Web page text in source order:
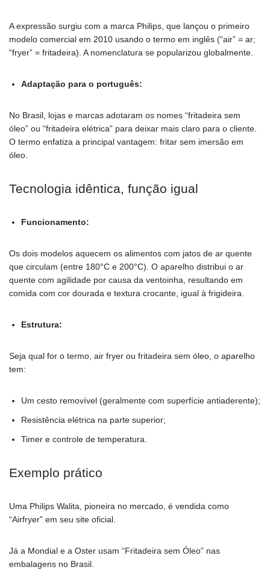
A expressão surgiu com a marca Philips, que lançou o primeiro
modelo comercial em 2010 usando o termo em inglês (“air” = ar;
“fryer” = fritadeira). A nomenclatura se popularizou globalmente.
Adaptação para o português:
No Brasil, lojas e marcas adotaram os nomes “fritadeira sem
óleo” ou “fritadeira elétrica” para deixar mais claro para o cliente.
O termo enfatiza a principal vantagem: fritar sem imersão em
óleo.
Tecnologia idêntica, função igual
Funcionamento:
Os dois modelos aquecem os alimentos com jatos de ar quente
que circulam (entre 180°C e 200°C). O aparelho distribui o ar
quente com agilidade por causa da ventoinha, resultando em
comida com cor dourada e textura crocante, igual à frigideira.
Estrutura:
Seja qual for o termo, air fryer ou fritadeira sem óleo, o aparelho
tem:
Um cesto removível (geralmente com superfície antiaderente);
Resistência elétrica na parte superior;
Timer e controle de temperatura.
Exemplo prático
Uma Philips Walita, pioneira no mercado, é vendida como
“Airfryer” em seu site oficial.
Já a Mondial e a Oster usam “Fritadeira sem Óleo” nas
embalagens no Brasil.